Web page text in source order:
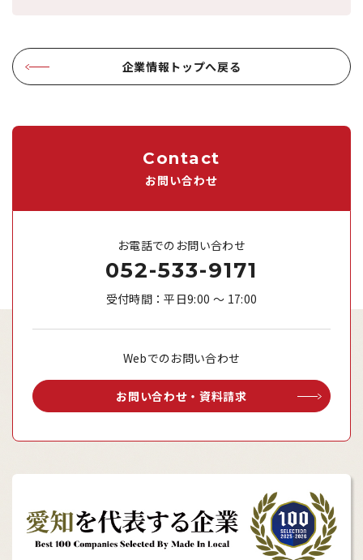
企業情報トップへ戻る
Contact
お問い合わせ
お電話でのお問い合わせ
052-533-9171
受付時間：平日9:00 ～ 17:00
Webでのお問い合わせ
お問い合わせ・資料請求